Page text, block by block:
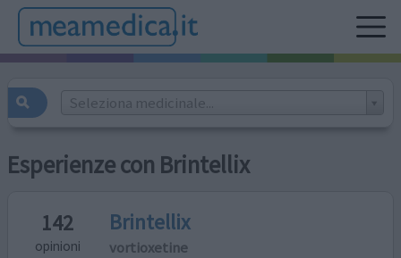
Seleziona medicinale...
Esperienze con Brintellix
142
opinioni
Brintellix
vortioxetine